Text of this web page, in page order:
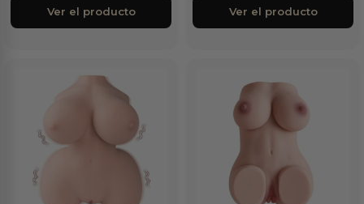
Ver el producto Ver el producto